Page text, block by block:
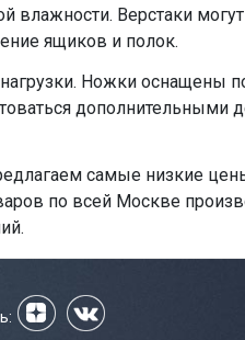
влажности. Верстаки
ящиков и полок.
Ножки оснащены
дополнительными
самые низкие
по всей Москве